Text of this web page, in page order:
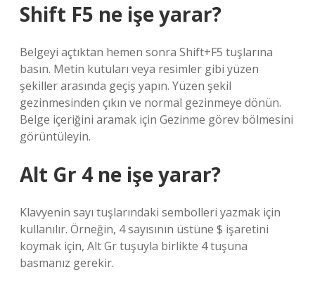
Shift F5 ne işe yarar?
Belgeyi açtıktan hemen sonra Shift+F5 tuşlarına
basın. Metin kutuları veya resimler gibi yüzen
şekiller arasında geçiş yapın. Yüzen şekil
gezinmesinden çıkın ve normal gezinmeye dönün.
Belge içeriğini aramak için Gezinme görev bölmesini
görüntüleyin.
Alt Gr 4 ne işe yarar?
Klavyenin sayı tuşlarındaki sembolleri yazmak için
kullanılır. Örneğin, 4 sayısının üstüne $ işaretini
koymak için, Alt Gr tuşuyla birlikte 4 tuşuna
basmanız gerekir.